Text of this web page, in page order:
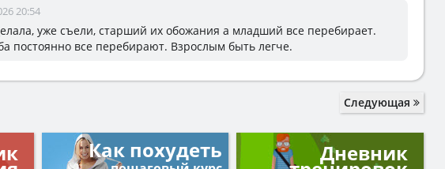
20:54
уже съели, старший их обожания а младший все перебирает.
постоянно все перебирают. Взрослым быть легче.
Следующая
Как похудеть Дневник